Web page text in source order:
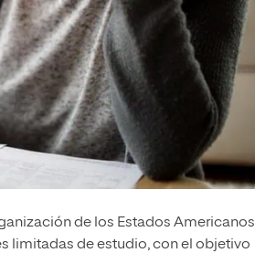
de los Estados Americanos
limitadas de estudio, con el objetivo